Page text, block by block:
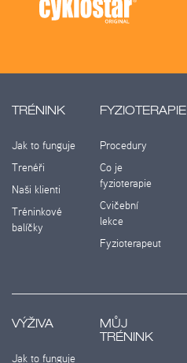
TRÉNINK
Jak to funguje
Trenéři
Naši klienti
Tréninkové
balíčky
FYZIOTERAPIE
Procedury
Co je
fyzioterapie
Cvičební
lekce
Fyzioterapeut
VÝŽIVA
Jak to funguje
MŮJ
TRÉNINK